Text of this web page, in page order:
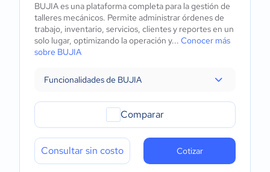
BUJIA es una plataforma completa para la gestión de
talleres mecánicos. Permite administrar órdenes de
trabajo, inventario, servicios, clientes y reportes en un
solo lugar, optimizando la operación y... Conocer más
sobre BUJIA
Funcionalidades de BUJIA
Comparar
Consultar sin costo Cotizar